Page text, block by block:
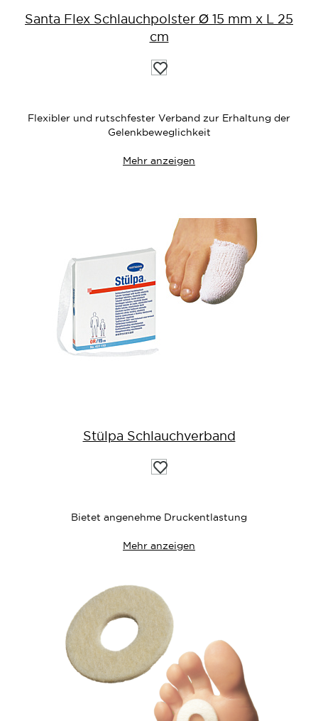
Santa Flex Schlauchpolster Ø 15 mm x L 25
cm
Auf
die
Flexibler und rutschfester Verband zur Erhaltung der
Gelenkbeweglichkeit
Mehr anzeigen
Stülpa Schlauchverband
Auf
die
Bietet angenehme Druckentlastung
Mehr anzeigen